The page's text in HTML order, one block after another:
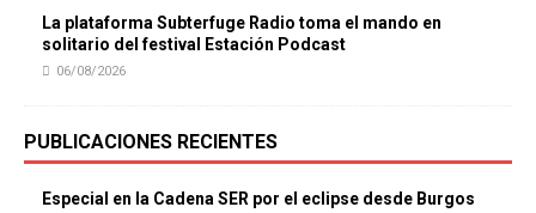
La plataforma Subterfuge Radio toma el mando en
solitario del festival Estación Podcast
06/08/2026
PUBLICACIONES RECIENTES
Especial en la Cadena SER por el eclipse desde Burgos